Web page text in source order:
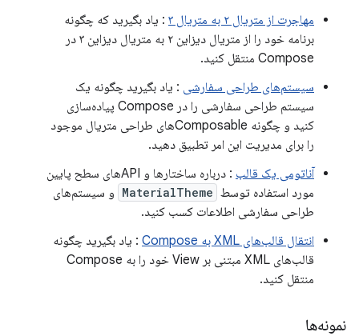
مهاجرت از متریال ۲ به متریال ۳
: یاد بگیرید که چگونه
برنامه خود را از متریال دیزاین ۲ به متریال دیزاین ۳ در
Compose منتقل کنید.
سیستم‌های طراحی سفارشی : یاد بگیرید چگونه یک
سیستم طراحی سفارشی را در Compose پیاده‌سازی
کنید و چگونه Composableهای طراحی متریال موجود
را برای مدیریت این امر تطبیق دهید.
آناتومی یک قالب
: درباره ساختارها و APIهای سطح پایین
مورد استفاده توسط MaterialTheme و سیستم‌های
طراحی سفارشی اطلاعات کسب کنید.
انتقال قالب‌های XML به Compose
: یاد بگیرید چگونه
قالب‌های XML مبتنی بر View خود را به Compose
منتقل کنید.
نمونه‌ها